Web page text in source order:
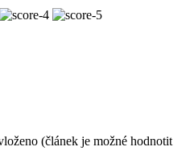
(článek je možné hodnotit